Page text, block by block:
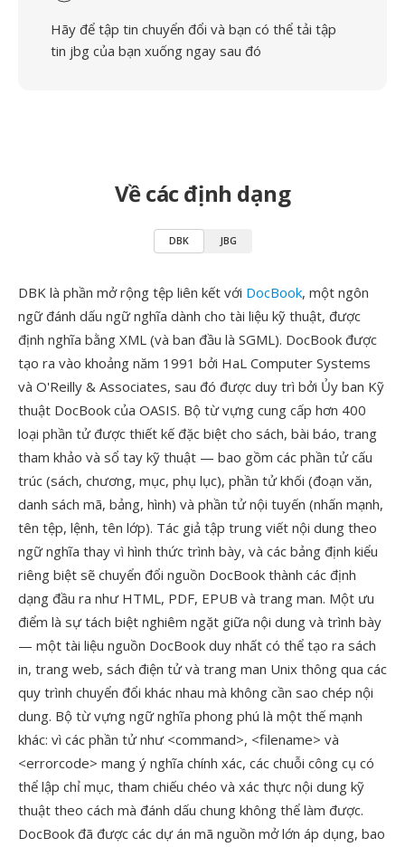
Hãy để tập tin chuyển đổi và bạn có thể tải tập
tin jbg của bạn xuống ngay sau đó
Về các định dạng
DBK JBG
DBK là phần mở rộng tệp liên kết với DocBook, một ngôn
ngữ đánh dấu ngữ nghĩa dành cho tài liệu kỹ thuật, được
định nghĩa bằng XML (và ban đầu là SGML). DocBook được
tạo ra vào khoảng năm 1991 bởi HaL Computer Systems
và O'Reilly & Associates, sau đó được duy trì bởi Ủy ban Kỹ
thuật DocBook của OASIS. Bộ từ vựng cung cấp hơn 400
loại phần tử được thiết kế đặc biệt cho sách, bài báo, trang
tham khảo và sổ tay kỹ thuật — bao gồm các phần tử cấu
trúc (sách, chương, mục, phụ lục), phần tử khối (đoạn văn,
danh sách mã, bảng, hình) và phần tử nội tuyến (nhấn mạnh,
tên tệp, lệnh, tên lớp). Tác giả tập trung viết nội dung theo
ngữ nghĩa thay vì hình thức trình bày, và các bảng định kiểu
riêng biệt sẽ chuyển đổi nguồn DocBook thành các định
dạng đầu ra như HTML, PDF, EPUB và trang man. Một ưu
điểm là sự tách biệt nghiêm ngặt giữa nội dung và trình bày
— một tài liệu nguồn DocBook duy nhất có thể tạo ra sách
in, trang web, sách điện tử và trang man Unix thông qua các
quy trình chuyển đổi khác nhau mà không cần sao chép nội
dung. Bộ từ vựng ngữ nghĩa phong phú là một thế mạnh
khác: vì các phần tử như <command>, <filename> và
<errorcode> mang ý nghĩa chính xác, các chuỗi công cụ có
thể lập chỉ mục, tham chiếu chéo và xác thực nội dung kỹ
thuật theo cách mà đánh dấu chung không thể làm được.
DocBook đã được các dự án mã nguồn mở lớn áp dụng, bao